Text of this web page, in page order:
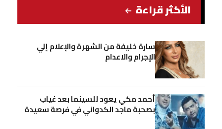
الأكثر قراءة
سارة خليفة من الشهرة والإعلام إلي
الإجرام والاعدام
أحمد مكي يعود للسينما بعد غياب
بصحبة ماجد الكدواني في فرصة سعيدة